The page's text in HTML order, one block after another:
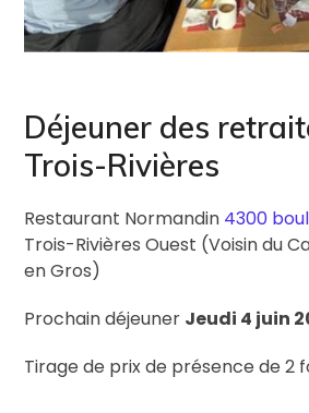
Déjeuner des
Trois-Rivières
Restaurant Normandin 4300
Trois-Rivières Ouest (Voisin du
en Gros)
Prochain déjeuner Jeudi 4 juin
Tirage de prix de présence de 2